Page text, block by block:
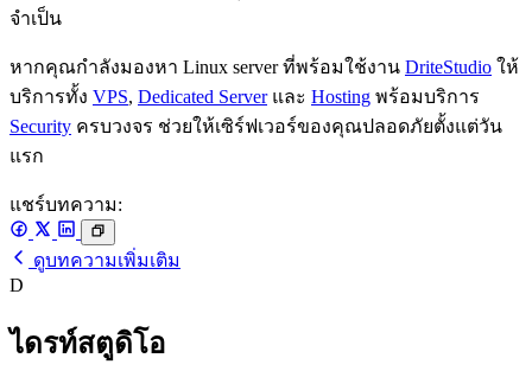
จำเป็น
หากคุณกำลังมองหา Linux server ที่พร้อมใช้งาน DriteStudio ให้
บริการทั้ง VPS, Dedicated Serverและ Hosting พร้อมบริการ
Security ครบวงจร ช่วยให้เซิร์ฟเวอร์ของคุณปลอดภัยตั้งแต่วัน
แรก
แชร์บทความ:
ดูบทความเพิ่มเติม
D
ไดรท์สตูดิโอ